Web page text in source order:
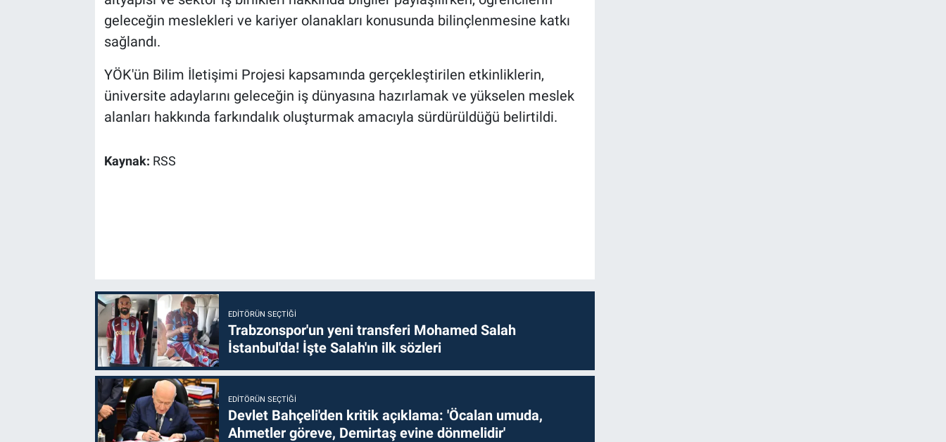
geleceğin meslekleri ve kariyer olanakları konusunda bilinçlenmesine katkı
sağlandı.
YÖK'ün Bilim İletişimi Projesi kapsamında gerçekleştirilen etkinliklerin,
üniversite adaylarını geleceğin iş dünyasına hazırlamak ve yükselen meslek
alanları hakkında farkındalık oluşturmak amacıyla sürdürüldüğü belirtildi.
Kaynak: RSS
EDITÖRÜN SEÇTIĞI
Trabzonspor'un yeni transferi Mohamed Salah
İstanbul'da! İşte Salah'ın ilk sözleri
EDITÖRÜN SEÇTIĞI
Devlet Bahçeli'den kritik açıklama: 'Öcalan umuda,
Ahmetler göreve, Demirtaş evine dönmelidir'